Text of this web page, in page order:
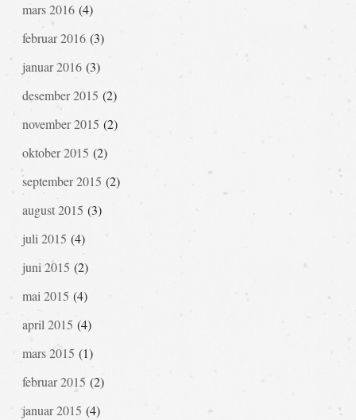
mars 2016(4)
februar 2016(3)
januar 2016(3)
desember 2015 (2)
november 2015 (2)
oktober 2015 (2)
september 2015 (2)
august 2015 (3)
juli 2015 (4)
juni 2015 (2)
mai 2015 (4)
april 2015 (4)
mars 2015 (1)
februar 2015 (2)
januar 2015 (4)